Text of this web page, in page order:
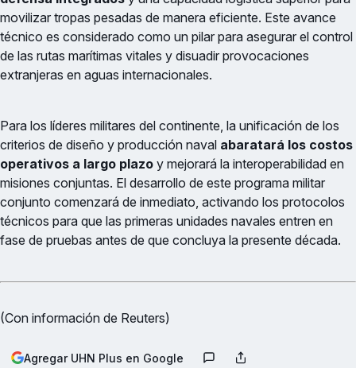
movilizar tropas pesadas de manera eficiente. Este avance
técnico es considerado como un pilar para asegurar el control
de las rutas marítimas vitales y disuadir provocaciones
extranjeras en aguas internacionales.
Para los líderes militares del continente, la unificación de los
criterios de diseño y producción naval abaratará los costos
operativos a largo plazo y mejorará la interoperabilidad en
misiones conjuntas. El desarrollo de este programa militar
conjunto comenzará de inmediato, activando los protocolos
técnicos para que las primeras unidades navales entren en
fase de pruebas antes de que concluya la presente década.
(Con información de Reuters)
Agregar UHN Plus en Google